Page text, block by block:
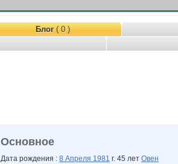
Блог( 0 )
Основное
Дата рождения : 8 Апреля 1981 г. 45 лет Овен